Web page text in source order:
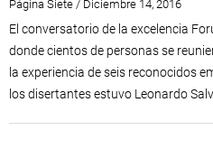
Página Siete / Diciembre 14, 2016
El conversatorio de la excelencia
donde cientos de personas se
la experiencia de seis reconocidos
los disertantes estuvo Leonardo